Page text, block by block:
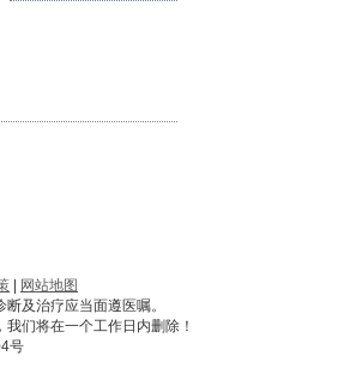
网站地图
及治疗应当面遵医嘱。
们将在一个工作日内删除！
号